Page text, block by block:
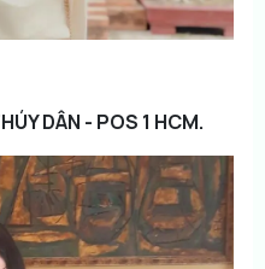
DÂN - POS 1 HCM.